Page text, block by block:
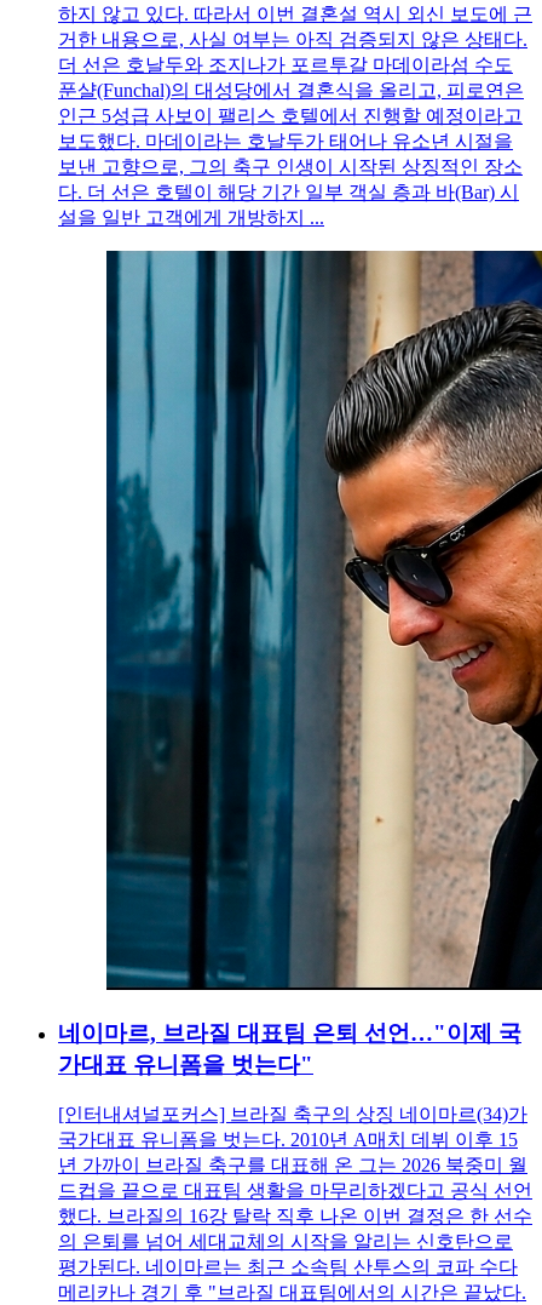
하지 않고 있다. 따라서 이번 결혼설 역시 외신 보도에 근
거한 내용으로, 사실 여부는 아직 검증되지 않은 상태다.
더 선은 호날두와 조지나가 포르투갈 마데이라섬 수도
푼샬(Funchal)의 대성당에서 결혼식을 올리고, 피로연은
인근 5성급 사보이 팰리스 호텔에서 진행할 예정이라고
보도했다. 마데이라는 호날두가 태어나 유소년 시절을
보낸 고향으로, 그의 축구 인생이 시작된 상징적인 장소
다. 더 선은 호텔이 해당 기간 일부 객실 층과 바(Bar) 시
설을 일반 고객에게 개방하지 ...
네이마르, 브라질 대표팀 은퇴 선언…"이제 국
가대표 유니폼을 벗는다"
[인터내셔널포커스] 브라질 축구의 상징 네이마르(34)가
국가대표 유니폼을 벗는다. 2010년 A매치 데뷔 이후 15
년 가까이 브라질 축구를 대표해 온 그는 2026 북중미 월
드컵을 끝으로 대표팀 생활을 마무리하겠다고 공식 선언
했다. 브라질의 16강 탈락 직후 나온 이번 결정은 한 선수
의 은퇴를 넘어 세대교체의 시작을 알리는 신호탄으로
평가된다. 네이마르는 최근 소속팀 산투스의 코파 수다
메리카나 경기 후 "브라질 대표팀에서의 시간은 끝났다.